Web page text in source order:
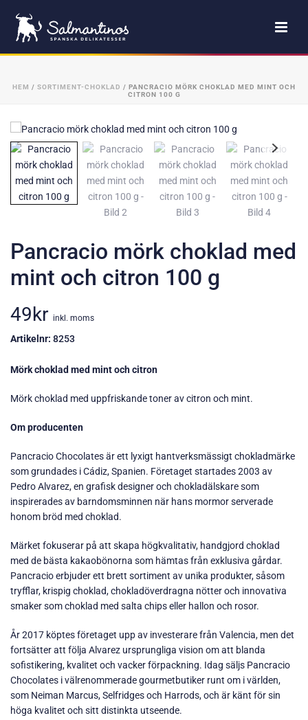
HEM / SORTIMENT-CHOKLAD / PANCRACIO MÖRK CHOKLAD MED MINT OCH
CITRON 100 G
Pancracio mörk choklad med
mint och citron 100 g
49kr inkl. moms
Artikelnr: 8253
Mörk choklad med mint och citron
Mörk choklad med uppfriskande toner av citron och mint.
Om producenten
Pancracio Chocolates är ett lyxigt hantverksmässigt chokladmärke
som grundades i Cádiz, Spanien. Företaget startades 2003 av
Pedro Alvarez, en grafisk designer och chokladälskare som
inspirerades av barndomsminnen när hans mormor serverade
honom bröd med choklad.
Märket fokuserar på att skapa högkvalitativ, handgjord choklad
med de bästa kakaobönorna som hämtas från exklusiva gårdar.
Pancracio erbjuder ett brett sortiment av unika produkter, såsom
tryfflar, krispig choklad, chokladöverdragna nötter och innovativa
smaker som choklad med salta chips eller hallon och rosor.
År 2017 köptes företaget upp av investerare från Valencia, men det
fortsätter att följa Alvarez ursprungliga vision om att blanda
sofistikering, kvalitet och vacker förpackning. Idag säljs Pancracio
Chocolates i välrenommerade gourmetbutiker runt om i världen,
som Neiman Marcus, Selfridges och Harrods, och är känt för sin
höga kvalitet och sitt distinkta utseende​.